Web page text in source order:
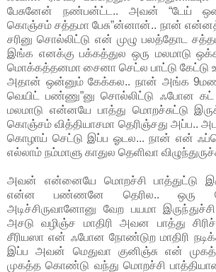
பேசுனேன் நண்பன்ட்ட.. அவன் “டேய்
கொஞ்சம் சத்தமா பேசு”ன்னான்.. நான்
சரினு சொல்லிட்டு என் முழு பலத்தோட
இங்க எனக்கு பக்கத்துல ஒரு மலமாடு
மொக்கத்தனமா சைனா செட்ல பாட்டு கேட்டு
அதான் ஒன்னும் கேக்கல.. நான் அங்க
வெயிட் பண்ணு”னு சொல்லிட்டு ஃபோன
மலமாடு என்னயே பாத்து மொறச்சுட்டு
கொஞ்சம் வித்தியாசமா தெரிஞ்சது அப்ப..
கொழாய் செட்டு இப்ப ஓடல... நான் என்
எல்லாம் நம்மாளு காதுல தெளிவா
அவன் என்னையே மொறச்சி பாத்துட்டு
என்ன பண்ணனே தெரில.. ஒரு
அடிச்சிருவானோனு வேற பயமா
அசடு வழிஞ்ச மாதிரி அவன பாத்து
சீரியஸா என் ஃபோன நோண்டுற மாதிரி
இப்ப அவன் மெதுவா குனிஞ்சு என்
முகத்த கொண்டு வந்து மொறச்சி